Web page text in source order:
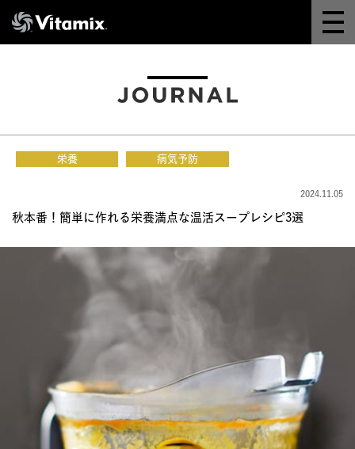
オンラインストア
レシピ
よくある質問
製品情報
レビュー
栄養 病気予防
2024.11.05
秋本番！簡単に作れる栄養満点な温活スープレシピ3選